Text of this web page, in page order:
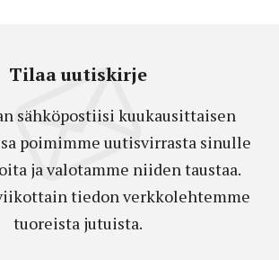
Tilaa uutiskirje
sähköpostiisi kuukausittaisen
poimimme uutisvirrasta sinulle
ja valotamme niiden taustaa.
tiedon verkkolehtemme
tuoreista jutuista.